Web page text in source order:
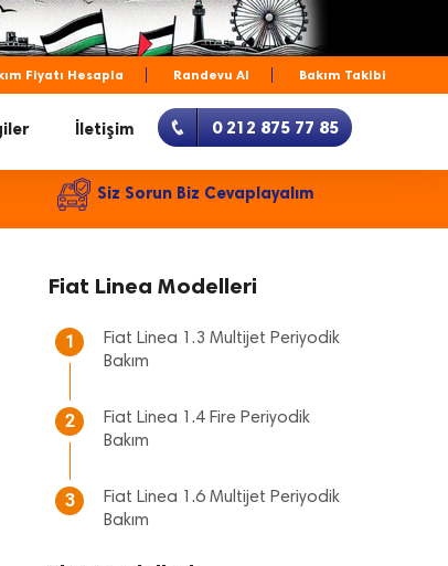
Fiyatı Hesapla Randevu Al Bakım Takibi
İletişim 0 212 875 77 85
Siz Sorun Biz Cevaplayalım
Fiat Linea Modelleri
1
Fiat Linea 1.3 Multijet Periyodik
Bakım
2
Fiat Linea 1.4 Fire Periyodik
Bakım
3
Fiat Linea 1.6 Multijet Periyodik
Bakım